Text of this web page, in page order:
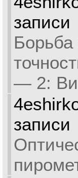
записи
Борьба
— 2:
записи